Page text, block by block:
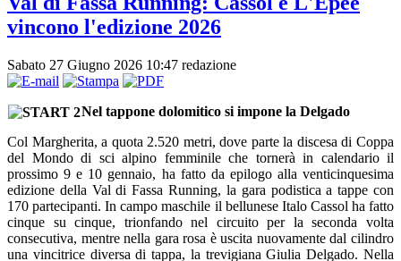
vincono l'edizione 2026
Sabato 27 Giugno 2026 10:47 redazione
Nel tappone dolomitico si impone la Delgado
Col Margherita, a quota 2.520 metri, dove parte la discesa di Coppa
del Mondo di sci alpino femminile che tornerà in calendario il
prossimo 9 e 10 gennaio, ha fatto da epilogo alla venticinquesima
edizione della Val di Fassa Running, la gara podistica a tappe con
170 partecipanti. In campo maschile il bellunese Italo Cassol ha fatto
cinque su cinque, trionfando nel circuito per la seconda volta
consecutiva, mentre nella gara rosa è uscita nuovamente dal cilindro
una vincitrice diversa di tappa, la trevigiana Giulia Delgado. Nella